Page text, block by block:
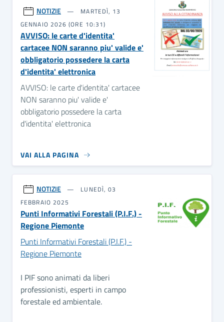
NOTIZIE
MARTEDÌ, 13
GENNAIO 2026 (ORE 10:31)
AVVISO: le carte d'identita'
cartacee NON saranno piu' valide e'
obbligatorio possedere la carta
d'identita' elettronica
AVVISO: le carte d'identita' cartacee
NON saranno piu' valide e'
obbligatorio possedere la carta
d'identita' elettronica
VAI ALLA PAGINA
NOTIZIE
LUNEDÌ, 03
FEBBRAIO 2025
Punti Informativi Forestali (P.I.F.) -
Regione Piemonte
Punti Informativi Forestali (P.I.F.) -
Regione Piemonte
I PIF sono animati da liberi
professionisti, esperti in campo
forestale ed ambientale.